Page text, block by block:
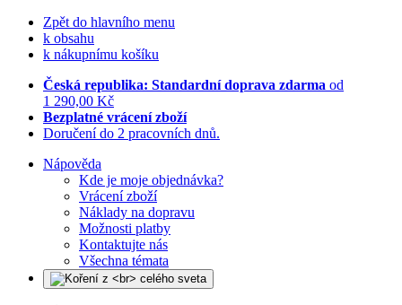
Zpět do hlavního menu
k obsahu
k nákupnímu košíku
Česká republika: Standardní doprava zdarma od
1 290,00 Kč
Bezplatné vrácení zboží
Doručení do 2 pracovních dnů.
Nápověda
Kde je moje objednávka?
Vrácení zboží
Náklady na dopravu
Možnosti platby
Kontaktujte nás
Všechna témata